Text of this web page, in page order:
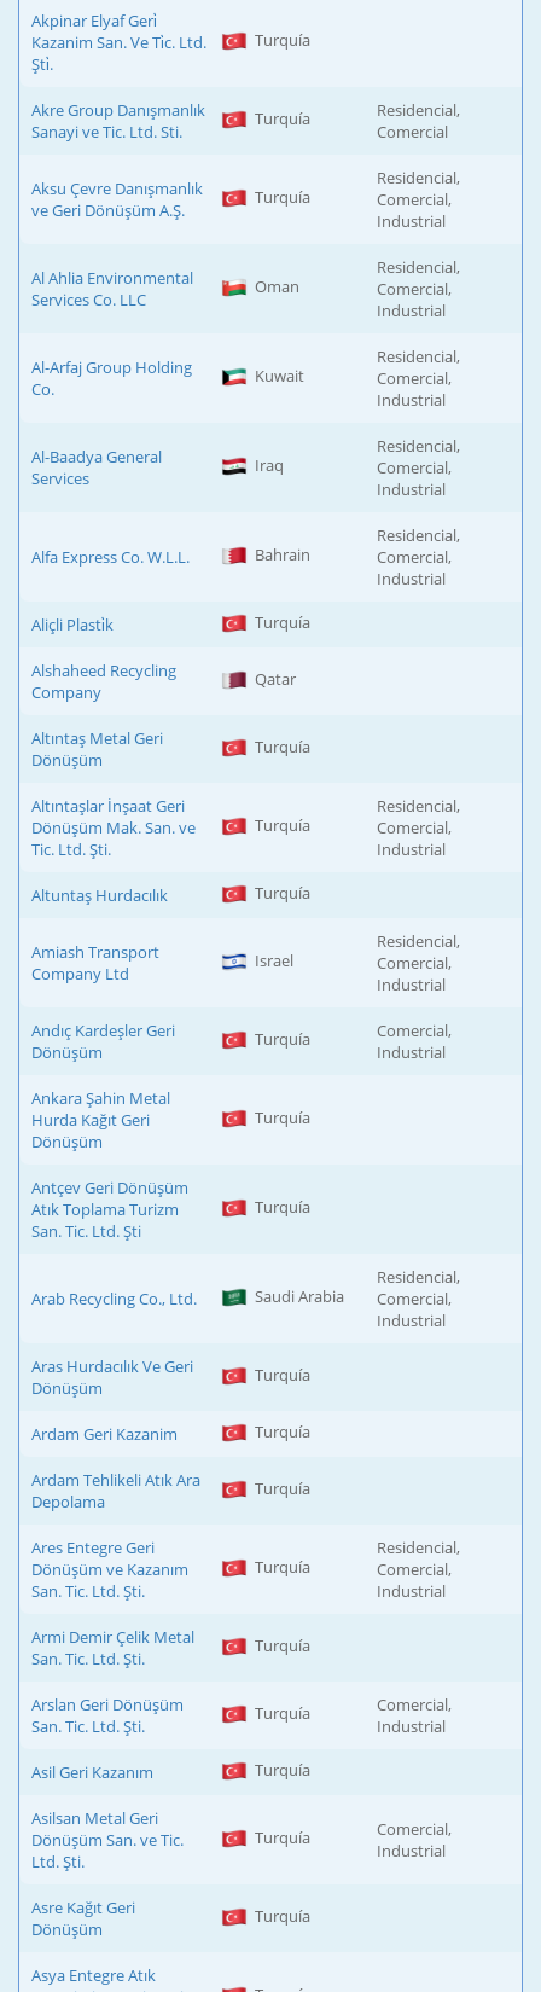
Akpinar Elyaf Geri̇
Kazanim San. Ve Ti̇c. Ltd.
Şti̇.
Turquía
Akre Group Danışmanlık
Sanayi ve Tic. Ltd. Sti.
Turquía
Residencial,
Comercial
Aksu Çevre Danışmanlık
ve Geri Dönüşüm A.Ş.
Turquía
Residencial,
Comercial,
Industrial
Al Ahlia Environmental
Services Co. LLC
Oman
Residencial,
Comercial,
Industrial
Al-Arfaj Group Holding
Co.
Kuwait
Residencial,
Comercial,
Industrial
Al-Baadya General
Services
Iraq
Residencial,
Comercial,
Industrial
Alfa Express Co. W.L.L. Bahrain
Residencial,
Comercial,
Industrial
Aliçli Plasti̇k Turquía
Alshaheed Recycling
Company
Qatar
Altıntaş Metal Geri
Dönüşüm
Turquía
Altıntaşlar İnşaat Geri
Dönüşüm Mak. San. ve
Tic. Ltd. Şti.
Turquía
Residencial,
Comercial,
Industrial
Altuntaş Hurdacılık Turquía
Amiash Transport
Company Ltd
Israel
Residencial,
Comercial,
Industrial
Andıç Kardeşler Geri
Dönüşüm
Turquía
Comercial,
Industrial
Ankara Şahin Metal
Hurda Kağıt Geri
Dönüşüm
Turquía
Antçev Geri Dönüşüm
Atık Toplama Turizm
San. Tic. Ltd. Şti
Turquía
Arab Recycling Co., Ltd. Saudi Arabia
Residencial,
Comercial,
Industrial
Aras Hurdacılık Ve Geri
Dönüşüm
Turquía
Ardam Geri Kazanim Turquía
Ardam Tehlikeli Atık Ara
Depolama
Turquía
Ares Entegre Geri
Dönüşüm ve Kazanım
San. Tic. Ltd. Şti.
Turquía
Residencial,
Comercial,
Industrial
Armi Demir Çelik Metal
San. Tic. Ltd. Şti.
Turquía
Arslan Geri Dönüşüm
San. Tic. Ltd. Şti.
Turquía
Comercial,
Industrial
Asil Geri Kazanım Turquía
Asilsan Metal Geri
Dönüşüm San. ve Tic.
Ltd. Şti.
Turquía
Comercial,
Industrial
Asre Kağıt Geri
Dönüşüm
Turquía
Asya Entegre Atık